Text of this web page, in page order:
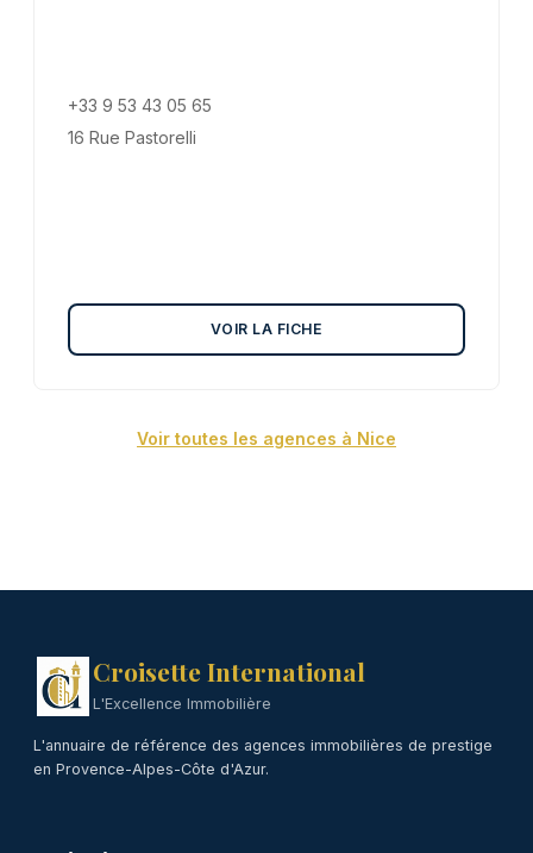
+33 9 53 43 05 65
16 Rue Pastorelli
VOIR LA FICHE
Voir toutes les agences à Nice
Croisette International
L'Excellence Immobilière
L'annuaire de référence des agences immobilières de prestige
en Provence-Alpes-Côte d'Azur.